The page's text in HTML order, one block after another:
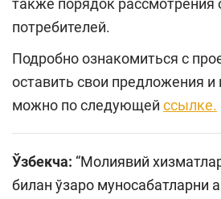
также порядок рассмотрения
потребителей.
Подробно ознакомиться с
оставить свои предложения
можно по следующей ссылке.
Ўзбекча: “Молиявий
билан ўзаро муносабатларни